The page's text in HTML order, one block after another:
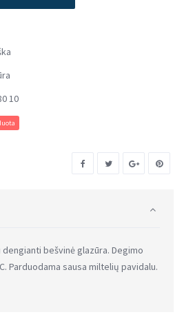
10
bešvinė glazūra. Degimo
Parduodama sausa miltelių pavidalu.